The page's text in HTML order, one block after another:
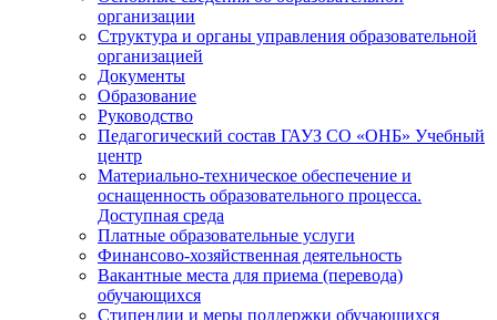
организации
Структура и органы управления образовательной
организацией
Документы
Образование
Руководство
Педагогический состав ГАУЗ СО «ОНБ» Учебный
центр
Материально-техническое обеспечение и
оснащенность образовательного процесса.
Доступная среда
Платные образовательные услуги
Финансово-хозяйственная деятельность
Вакантные места для приема (перевода)
обучающихся
Стипендии и меры поддержки обучающихся